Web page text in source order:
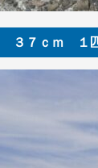
３７ｃｍ １